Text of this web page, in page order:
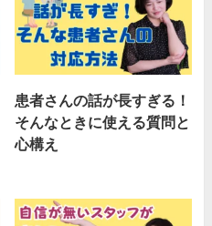
患者さんの話が長すぎる！
そんなときに使える質問と
心構え